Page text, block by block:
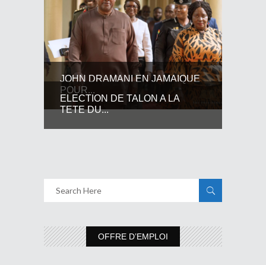
JOHN DRAMANI EN JAMAIQUE
POUR...
ELECTION DE TALON A LA
TETE DU...
OFFRE D’EMPLOI